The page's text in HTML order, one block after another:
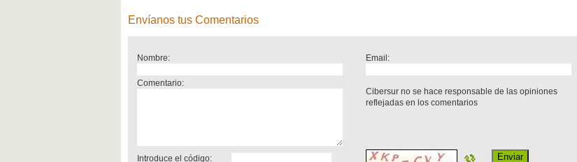
Envíanos tus Comentarios
Nombre: Email:
Comentario:
Cibersur no se hace responsable de las opiniones
reflejadas en los comentarios
Introduce el código: